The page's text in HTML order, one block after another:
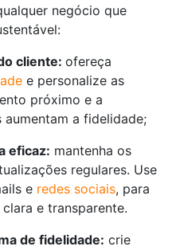
negócio que
cliente: ofereça
e personalize as
próximo e a
a fidelidade;
eficaz: mantenha os
regulares. Use
e redes sociais, para
e transparente.
de fidelidade: crie